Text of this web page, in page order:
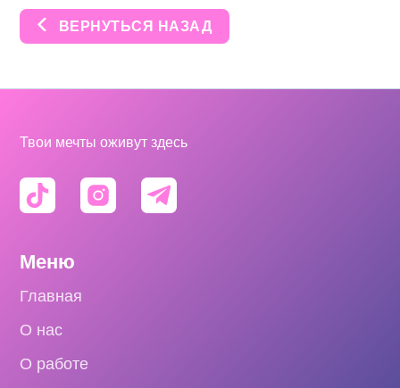
ВЕРНУТЬСЯ НАЗАД
Твои мечты оживут здесь
Меню
Главная
О нас
О работе